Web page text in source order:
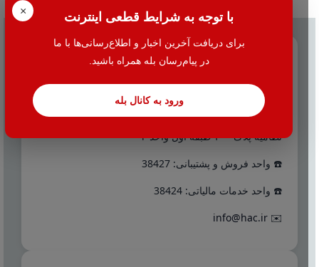
× با توجه به شرایط قطعی اینترنت
برای دریافت آخرین اخبار و اطلاع‌رسانی‌ها با ما
در پیام‌رسان بله همراه باشید.
ورود به کانال بله
📍 تهران - میدان بهارستان جنب بانک اقتصاد نوین کوچه
نظامیه پلاک ۱۰۰ طبقه اول واحد ۲
☎️ واحد فروش و پشتیبانی: 38427
☎️ واحد خدمات مالیاتی: 38424
✉️
info@hac.ir